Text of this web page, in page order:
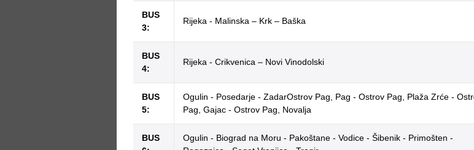
BUS
3:
Rijeka - Malinska – Krk – Baška
BUS
4:
Rijeka - Crikvenica – Novi Vinodolski
BUS
5:
Ogulin - Posedarje - ZadarOstrov Pag, Pag - Ostrov Pag, Plaža Zrće -
Pag, Gajac - Ostrov Pag, Novalja
BUS
Ogulin - Biograd na Moru - Pakoštane - Vodice - Šibenik - Primošten -